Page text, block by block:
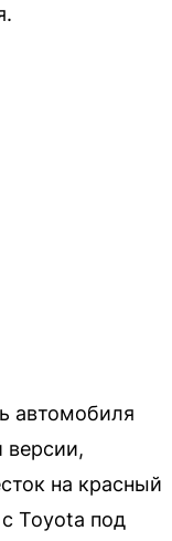
автомобиля
версии,
на красный
Toyota под